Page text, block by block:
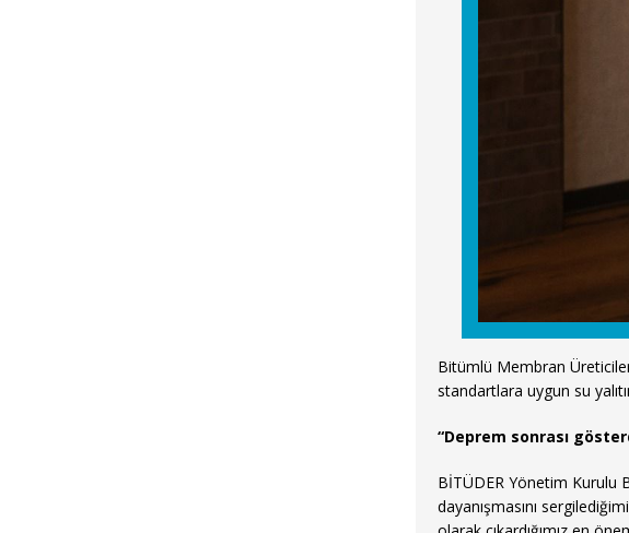
Bitümlü Membran
standartlara uygun su
“Deprem sonrası
BİTÜDER Yönetim Kurulu
dayanışmasını